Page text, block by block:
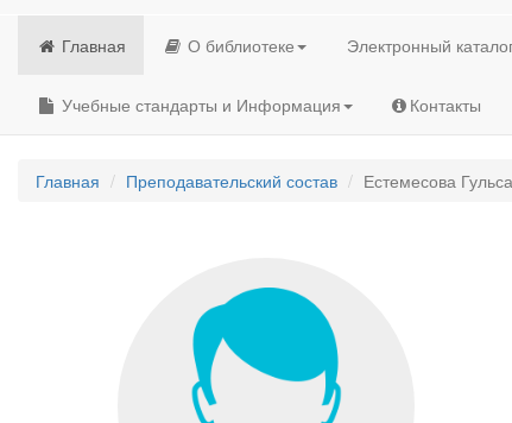
Главная О библиотеке Электронный
Учебные стандарты и Информация Контакты
Главная Преподавательский состав Естемесова